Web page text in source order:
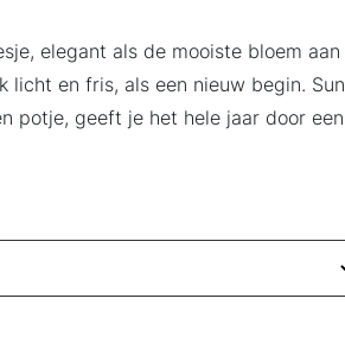
elegant als de mooiste bloem aan
licht en fris, als een nieuw begin. Sun
potje, geeft je het hele jaar door een